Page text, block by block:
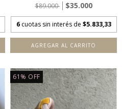
$89.000
$35.000
6 cuotas sin interés de $5.833,33
AGREGAR AL CARRITO
61 % OFF